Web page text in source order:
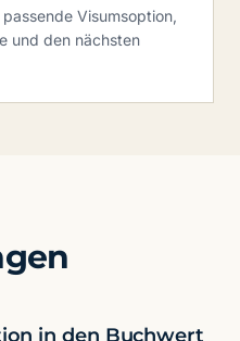
Visumsoption,
und den nächsten
in den Buchwert